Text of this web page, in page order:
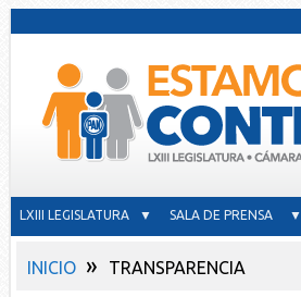
LXIII LEGISLATURA ▼ SALA DE PRENSA ▼
INICIO » TRANSPARENCIA